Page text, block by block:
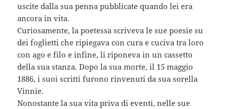
uscite dalla sua penna pubblicate quando lei era
ancora in vita.
Curiosamente, la poetessa scriveva le sue poesie su
dei foglietti che ripiegava con cura e cuciva tra loro
con ago e filo e infine, li riponeva in un cassetto
della sua stanza. Dopo la sua morte, il 15 maggio
1886, i suoi scritti furono rinvenuti da sua sorella
Vinnie.
Nonostante la sua vita priva di eventi, nelle sue